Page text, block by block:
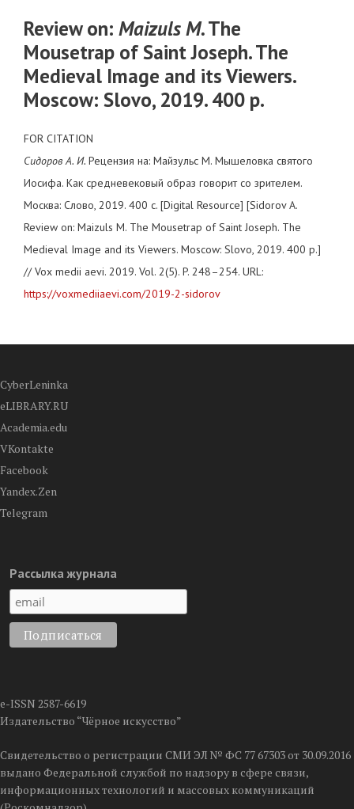
Review on: Maizuls M.The
Mousetrap of Saint Joseph. The
Medieval Image and its Viewers.
Moscow: Slovo, 2019. 400 p.
FOR CITATION
Сидоров А. И. Рецензия на: Майзульс М. Мышеловка святого
Иосифа. Как средневековый образ говорит со зрителем.
Москва: Слово, 2019. 400 с. [Digital Resource] [Sidorov A.
Review on: Maizuls M. The Mousetrap of Saint Joseph. The
Medieval Image and its Viewers. Moscow: Slovo, 2019. 400 p.]
// Vox medii aevi. 2019. Vol. 2(5). P. 248–254. URL:
https://voxmediiaevi.com/2019-2-sidorov
CyberLeninka
eLIBRARY.RU
Academia.edu
VKontakte
Facebook
Yandex.Zen
Telegram
Рассылка журнала
e-ISSN 2587-6619
Издательство “Чёрное искусство”
Свидетельство о регистрации СМИ ЭЛ № ФС 77 67303 от 30.09.2016
выдано Федеральной службой по надзору в сфере связи,
информационных технологий и массовых коммуникаций